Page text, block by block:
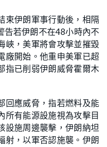
束伊朗軍事行動後，相隔
告若伊朗不在48小時內不
峽，美軍將會攻擊並摧毀
廠開始。他重申美軍已超
指已削弱伊朗威脅霍爾木
回應威脅，指若燃料及能
所有能源設施視為攻擊目
設施周邊襲擊，伊朗納坦
射，以軍否認施襲。伊朗